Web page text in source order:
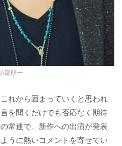
部順一
れから固まっていくと思われ
を聞くだけでも否応なく期待
常連で、新作への出演が発表
うに熱いコメントを寄せてい